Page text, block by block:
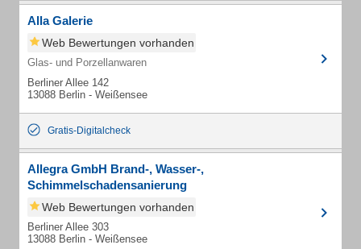
Alla Galerie
Web Bewertungen vorhanden
Glas- und Porzellanwaren
Berliner Allee 142
13088 Berlin - Weißensee
Gratis-Digitalcheck
Allegra GmbH Brand-, Wasser-,
Schimmelschadensanierung
Web Bewertungen vorhanden
Berliner Allee 303
13088 Berlin - Weißensee